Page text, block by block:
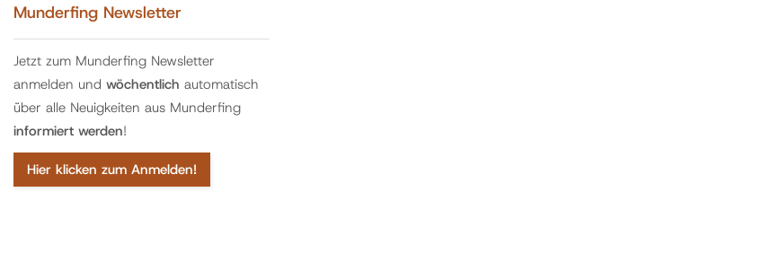
Munderfing Newsletter
Jetzt zum Munderfing Newsletter
anmelden und wöchentlich automatisch
über alle Neuigkeiten aus Munderfing
informiert werden!
Hier klicken zum Anmelden!